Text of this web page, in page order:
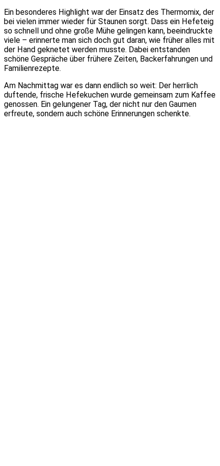
Ein besonderes Highlight war der Einsatz des Thermomix, der
bei vielen immer wieder für Staunen sorgt. Dass ein Hefeteig
so schnell und ohne große Mühe gelingen kann, beeindruckte
viele – erinnerte man sich doch gut daran, wie früher alles mit
der Hand geknetet werden musste. Dabei entstanden
schöne Gespräche über frühere Zeiten, Backerfahrungen und
Familienrezepte.
Am Nachmittag war es dann endlich so weit: Der herrlich
duftende, frische Hefekuchen wurde gemeinsam zum Kaffee
genossen. Ein gelungener Tag, der nicht nur den Gaumen
erfreute, sondern auch schöne Erinnerungen schenkte.